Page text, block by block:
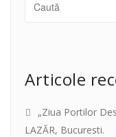
Articole
„Ziua Portilor
LAZĂR, Bucuresti.